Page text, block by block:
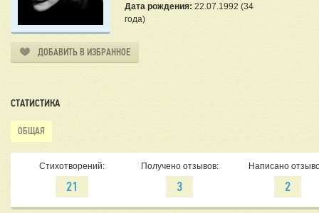
Дата рождения: 22.07.1992 (34
года)
ДОБАВИТЬ В ИЗБРАННОЕ
СТАТИСТИКА
ОБЩАЯ
Стихотворений:
21
Получено отзывов:
3
Написано
2